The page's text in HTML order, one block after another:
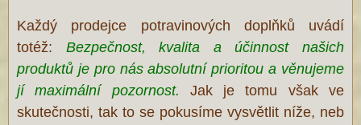
Každý prodejce potravinových doplňků uvádí
totéž: Bezpečnost, kvalita a účinnost našich
produktů je pro nás absolutní prioritou a věnujeme
jí maximální pozornost. Jak je tomu však ve
skutečnosti, tak to se pokusíme vysvětlit níže, neb